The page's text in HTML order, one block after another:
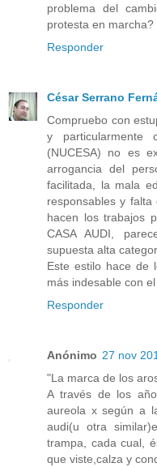
problema del
protesta en
Responder
César Serrano
Compruebo con
y particularmente
(NUCESA) no es
arrogancia del
facilitada, la mala
responsables y
hacen los trabajos
CASA AUDI,
supuesta alta
Este estilo hace de
más indesable con
Responder
Anónimo 27 nov
"La marca de los
A través de los
aureola x según a
audi(u otra
trampa, cada cual,
que viste,calza y